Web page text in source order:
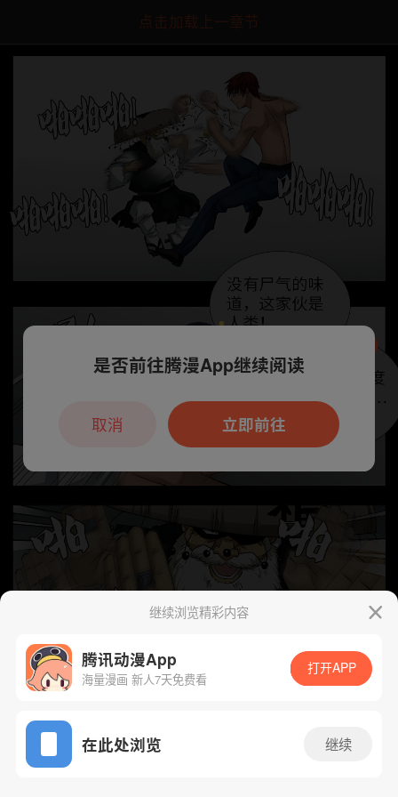
点击加载上一章节
App免费看
继续浏览精彩内容
腾讯动漫App
海量漫画 新人7天免费看
打开APP
在此处浏览 继续
本章节仅支持App阅读，可打开App新用
户7天免费看
是否前往腾漫App继续阅读
立即前往
取消